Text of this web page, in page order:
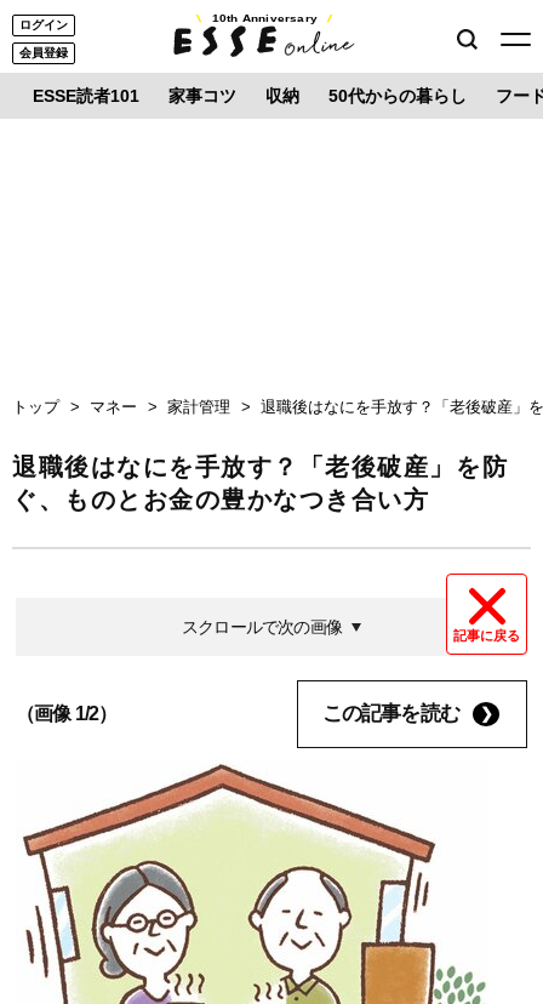
ログイン
会員登録
10th Anniversary
ESSE読者101 家事コツ 収納 50代からの暮らし フー
トップ マネー 家計管理 退職後はなにを手放す？「老後破産」
退職後はなにを手放す？「老後破産」を防
ぐ、ものとお金の豊かなつき合い方
記事に戻る
スクロールで次の画像
（画像 1/2） この記事を読む